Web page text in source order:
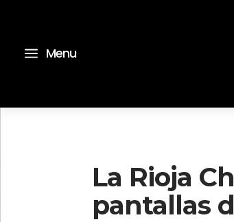
a Menu
La Rioja
pantallas